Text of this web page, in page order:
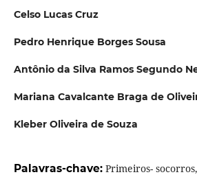
Celso Lucas Cruz
Pedro Henrique Borges Sousa
Antônio da Silva Ramos Segundo
Mariana Cavalcante Braga de
Kleber Oliveira de Souza
Palavras-chave: Primeiros-